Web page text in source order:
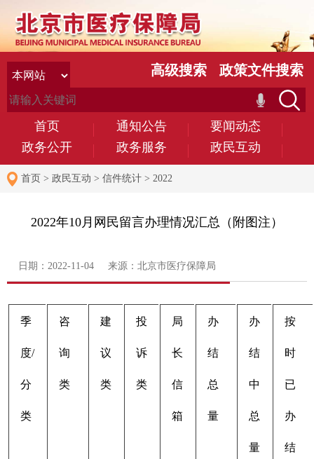
首页 通知公告
要闻动态
政务公开
政务服务 政民互动
高级搜索 政策文件搜索
首页 > 政民互动 > 信件统计 > 2022
2022年10月网民留言办理情况汇总（附图注）
日期：2022-11-04 来源：北京市医疗保障局
季
度/
分
类
咨
询
类
建
议
类
投
诉
类
局
长
信
箱
办
结
总
量
办
结
中
总
量
按
时
已
办
结